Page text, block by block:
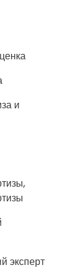
и
эксперт